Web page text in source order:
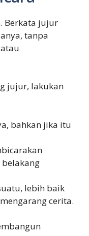
Berkata jujur
tanpa
jujur, lakukan
bahkan jika itu
lebih baik
cerita.